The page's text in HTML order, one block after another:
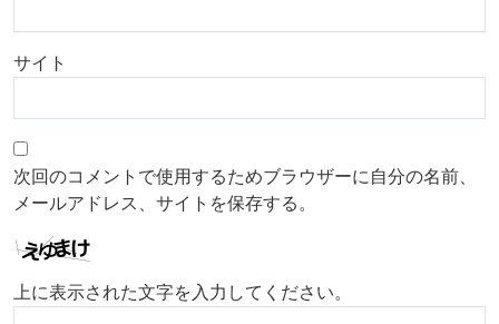
サイト
次回のコメントで使用するためブラウザーに自分の名前、
メールアドレス、サイトを保存する。
上に表示された文字を入力してください。